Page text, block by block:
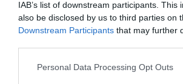
IAB’s list of downstream participants. This
also be disclosed by us to third parties on
Downstream Participants that may further
Personal Data Processing Opt Outs
ΘΕΑΤΡΟ - ΧΟΡΟΣ /
ΝΕΑ
06.08.2026 | 19.04
Artist
[Αγνώστου